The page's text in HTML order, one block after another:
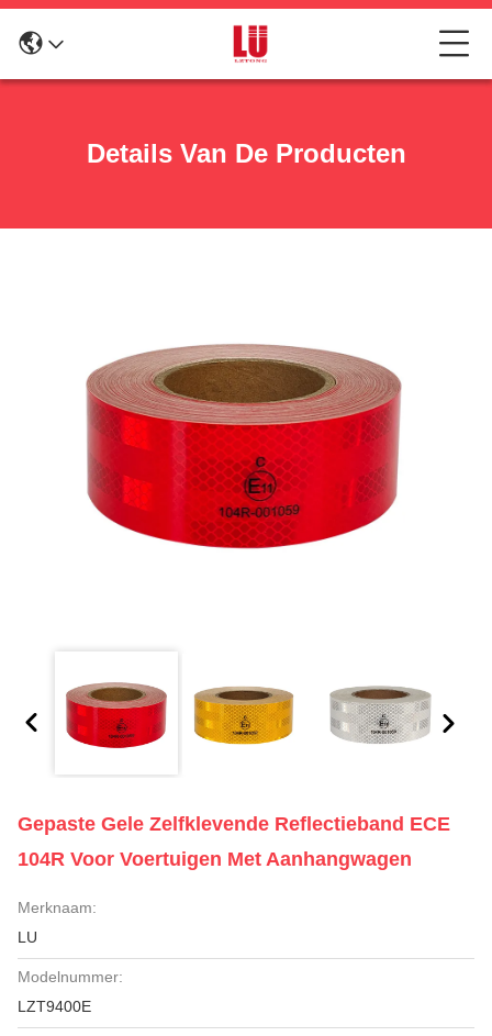
Details Van De Producten
Gepaste Gele Zelfklevende Reflectieband ECE
104R Voor Voertuigen Met Aanhangwagen
Merknaam:
LU
Modelnummer:
LZT9400E